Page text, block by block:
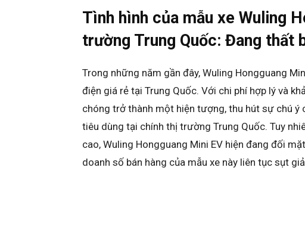
Tình hình của mẫu xe Wuling
trường Trung Quốc: Đang thất
Trong những năm gần đây, Wuling Hongguang
điện giá rẻ tại Trung Quốc. Với chi phí hợp lý và
chóng trở thành một hiện tượng, thu hút sự chú ý
tiêu dùng tại chính thị trường Trung Quốc. Tuy
cao, Wuling Hongguang Mini EV hiện đang đối
doanh số bán hàng của mẫu xe này liên tục sụt